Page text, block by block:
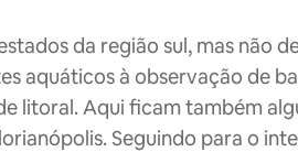
da região sul, mas não
aquáticos à observação de
litoral. Aqui ficam também
Seguindo para o